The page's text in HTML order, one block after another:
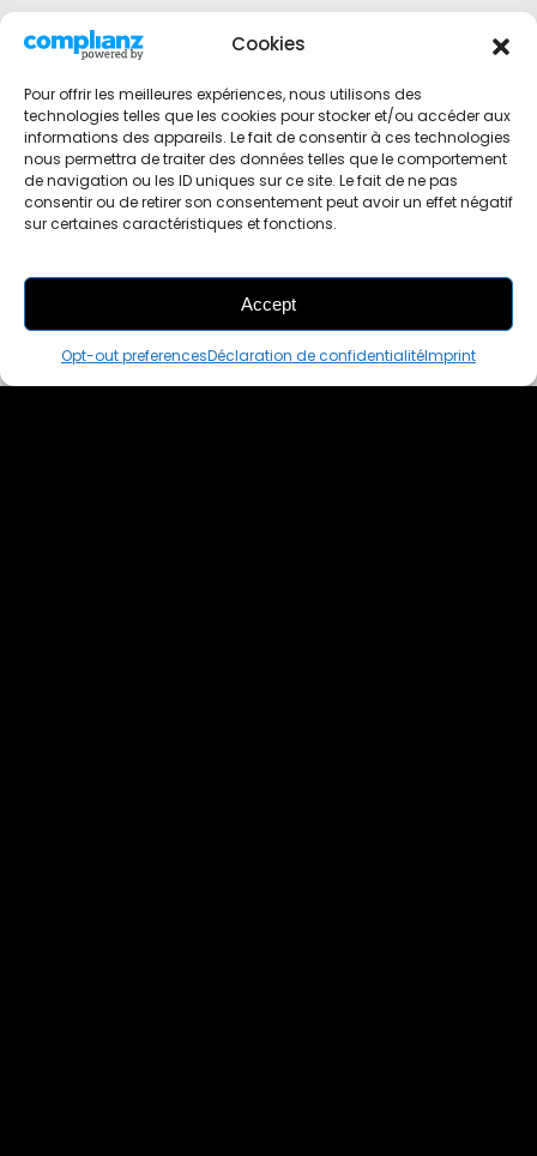
Cookies
Pour offrir les meilleures expériences, nous utilisons des
technologies telles que les cookies pour stocker et/ou accéder aux
informations des appareils. Le fait de consentir à ces technologies
nous permettra de traiter des données telles que le comportement
de navigation ou les ID uniques sur ce site. Le fait de ne pas
consentir ou de retirer son consentement peut avoir un effet négatif
sur certaines caractéristiques et fonctions.
Accept
Opt-out preferencesDéclaration de confidentialitéImprint
THIS PAIR IS
ALREADY SOLD OUT